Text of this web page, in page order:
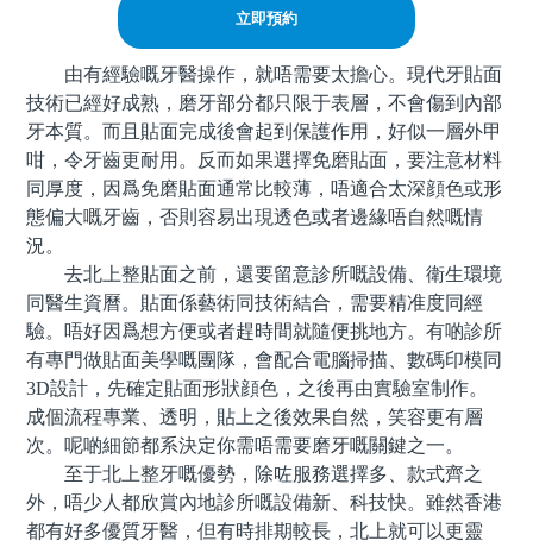
立即預約
由有經驗嘅牙醫操作，就唔需要太擔心。現代牙貼面
技術已經好成熟，磨牙部分都只限于表層，不會傷到內部
牙本質。而且貼面完成後會起到保護作用，好似一層外甲
咁，令牙齒更耐用。反而如果選擇免磨貼面，要注意材料
同厚度，因爲免磨貼面通常比較薄，唔適合太深顔色或形
態偏大嘅牙齒，否則容易出現透色或者邊緣唔自然嘅情
況。
去北上整貼面之前，還要留意診所嘅設備、衛生環境
同醫生資曆。貼面係藝術同技術結合，需要精准度同經
驗。唔好因爲想方便或者趕時間就隨便挑地方。有啲診所
有專門做貼面美學嘅團隊，會配合電腦掃描、數碼印模同
3D設計，先確定貼面形狀顔色，之後再由實驗室制作。
成個流程專業、透明，貼上之後效果自然，笑容更有層
次。呢啲細節都系決定你需唔需要磨牙嘅關鍵之一。
至于北上整牙嘅優勢，除咗服務選擇多、款式齊之
外，唔少人都欣賞內地診所嘅設備新、科技快。雖然香港
都有好多優質牙醫，但有時排期較長，北上就可以更靈